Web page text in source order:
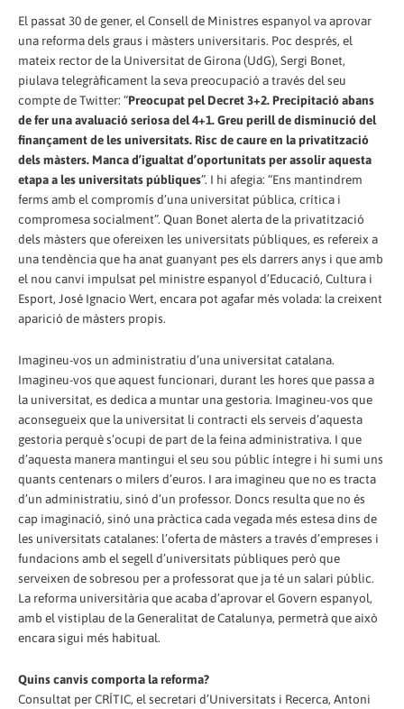
El passat 30 de gener, el Consell de Ministres espanyol va aprovar
una reforma dels graus i màsters universitaris. Poc després, el
mateix rector de la Universitat de Girona (UdG), Sergi Bonet,
piulava telegràficament la seva preocupació a través del seu
compte de Twitter: “Preocupat pel Decret 3+2. Precipitació abans
de fer una avaluació seriosa del 4+1. Greu perill de disminució del
finançament de les universitats. Risc de caure en la privatització
dels màsters. Manca d’igualtat d’oportunitats per assolir aquesta
etapa a les universitats públiques”. I hi afegia: “Ens mantindrem
ferms amb el compromís d’una universitat pública, crítica i
compromesa socialment”. Quan Bonet alerta de la privatització
dels màsters que ofereixen les universitats públiques, es refereix a
una tendència que ha anat guanyant pes els darrers anys i que amb
el nou canvi impulsat pel ministre espanyol d’Educació, Cultura i
Esport, José Ignacio Wert, encara pot agafar més volada: la creixent
aparició de màsters propis.
Imagineu-vos un administratiu d’una universitat catalana.
Imagineu-vos que aquest funcionari, durant les hores que passa a
la universitat, es dedica a muntar una gestoria. Imagineu-vos que
aconsegueix que la universitat li contracti els serveis d’aquesta
gestoria perquè s’ocupi de part de la feina administrativa. I que
d’aquesta manera mantingui el seu sou públic íntegre i hi sumi uns
quants centenars o milers d’euros. I ara imagineu que no es tracta
d’un administratiu, sinó d’un professor. Doncs resulta que no és
cap imaginació, sinó una pràctica cada vegada més estesa dins de
les universitats catalanes: l’oferta de màsters a través d’empreses i
fundacions amb el segell d’universitats públiques però que
serveixen de sobresou per a professorat que ja té un salari públic.
La reforma universitària que acaba d’aprovar el Govern espanyol,
amb el vistiplau de la Generalitat de Catalunya, permetrà que això
encara sigui més habitual.
Quins canvis comporta la reforma?
Consultat per CRÍTIC, el secretari d’Universitats i Recerca, Antoni